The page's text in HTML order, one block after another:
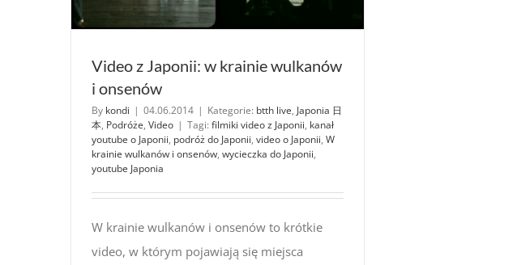
Video z Japonii: w krainie wulkanów
i onsenów
By kondi | 04.06.2014 | Kategorie: btth live, Japonia 日
本, Podróże, Video | Tagi: filmiki video z Japonii, kanał
youtube o Japonii, podróż do Japonii, video o Japonii, W
krainie wulkanów i onsenów, wycieczka do Japonii,
youtube Japonia
W krainie wulkanów i onsenów to krótkie
video, w którym pojawiają się miejsca